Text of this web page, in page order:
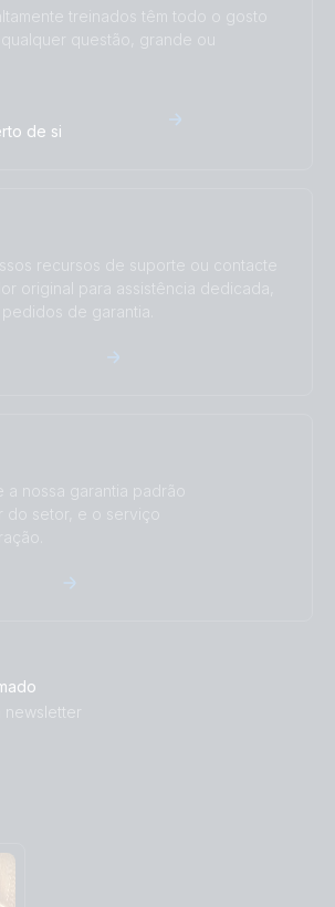
treinados têm todo o gosto
questão, grande ou
de si
recursos de suporte ou contacte
original para assistência dedicada,
de garantia.
a nossa garantia padrão
do setor, e o serviço
newsletter